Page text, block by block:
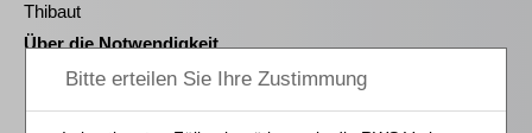
Thibaut
Über die Notwendigkeit
Regelungen für